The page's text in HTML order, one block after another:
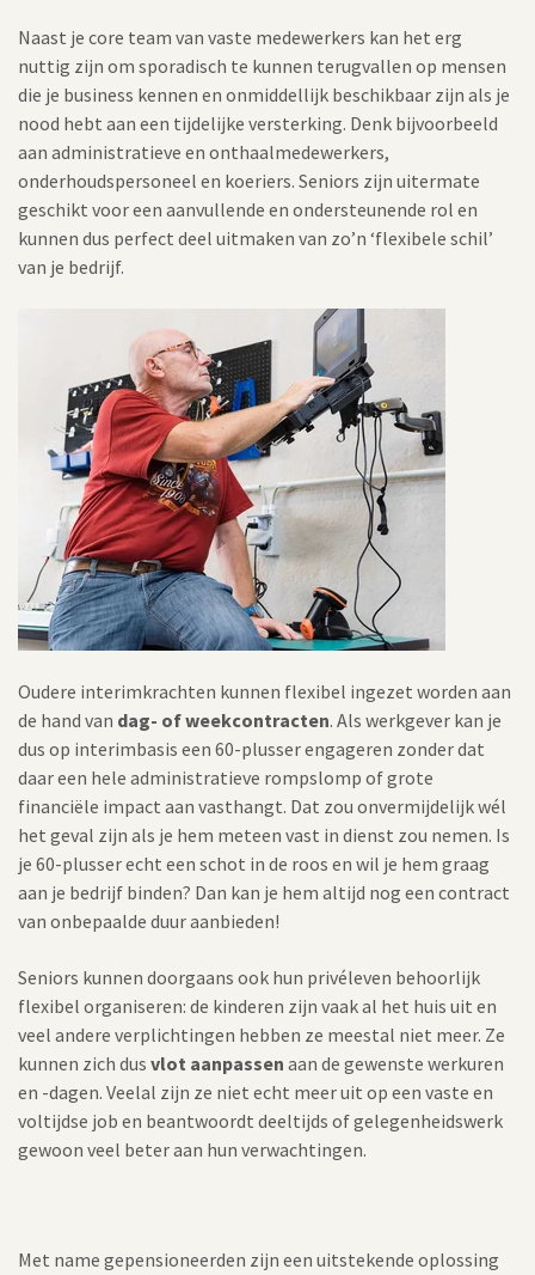
Naast je core team van vaste medewerkers kan het erg
nuttig zijn om sporadisch te kunnen terugvallen op mensen
die je business kennen en onmiddellijk beschikbaar zijn als je
nood hebt aan een tijdelijke versterking. Denk bijvoorbeeld
aan administratieve en onthaalmedewerkers,
onderhoudspersoneel en koeriers. Seniors zijn uitermate
geschikt voor een aanvullende en ondersteunende rol en
kunnen dus perfect deel uitmaken van zo’n ‘flexibele schil’
van je bedrijf.
Oudere interimkrachten kunnen flexibel ingezet worden aan
de hand van dag- of weekcontracten. Als werkgever kan je
dus op interimbasis een 60-plusser engageren zonder dat
daar een hele administratieve rompslomp of grote
financiële impact aan vasthangt. Dat zou onvermijdelijk wél
het geval zijn als je hem meteen vast in dienst zou nemen. Is
je 60-plusser echt een schot in de roos en wil je hem graag
aan je bedrijf binden? Dan kan je hem altijd nog een contract
van onbepaalde duur aanbieden!
Seniors kunnen doorgaans ook hun privéleven behoorlijk
flexibel organiseren: de kinderen zijn vaak al het huis uit en
veel andere verplichtingen hebben ze meestal niet meer. Ze
kunnen zich dus vlot aanpassen aan de gewenste werkuren
en -dagen. Veelal zijn ze niet echt meer uit op een vaste en
voltijdse job en beantwoordt deeltijds of gelegenheidswerk
gewoon veel beter aan hun verwachtingen.
Met name gepensioneerden zijn een uitstekende oplossing